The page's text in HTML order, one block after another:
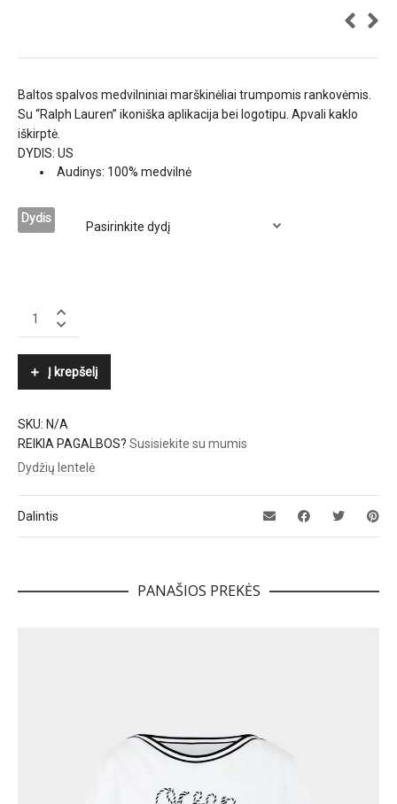
Baltos spalvos medvilniniai marškinėliai trumpomis rankovėmis.
Su “Ralph Lauren” ikoniška aplikacija bei logotipu. Apvali kaklo
iškirptė.
DYDIS: US
Audinys: 100% medvilnė
Dydis
RALPH
Į krepšelį
SKU: N/A
REIKIA PAGALBOS? Susisiekite su mumis
Dydžių lentelė
Dalintis
PANAŠIOS PREKĖS